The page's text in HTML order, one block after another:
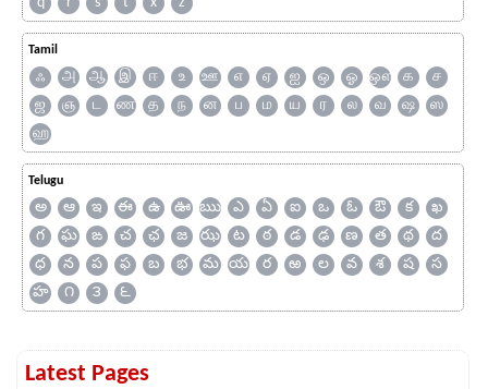
Tamil
ஃ அ ஆ இ ஈ உ ஊ எ ஏ ஐ ஒ ஓ ஔ க
ச
ஜ
ஞ ட ண த ந ன ப ம ய ர ல வ ஷ
ஸ
ஹ
Telugu
అ ఆ ఇ ఈ ఉ ఊ ఋ ఎ ఏ ఐ ఒ ఓ ఔ క
ఖ
గ
ఘ ఙ చ ఛ జ ఝ ట ఠ డ ఢ ణ త థ
ద
ధ
న ప ఫ బ భ మ య ర ఱ ల వ శ ష
స
హ
౧ ౩ ౬
Latest Pages